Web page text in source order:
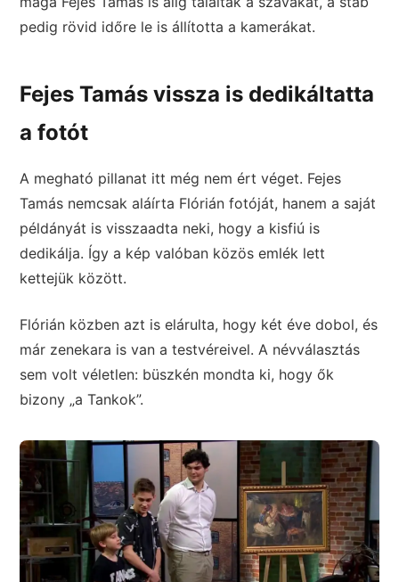
pedig rövid időre le is állította a kamerákat.
Fejes Tamás vissza is dedikáltatta
a fotót
A megható pillanat itt még nem ért véget. Fejes
Tamás nemcsak aláírta Flórián fotóját, hanem a saját
példányát is visszaadta neki, hogy a kisfiú is
dedikálja. Így a kép valóban közös emlék lett
kettejük között.
Flórián közben azt is elárulta, hogy két éve dobol, és
már zenekara is van a testvéreivel. A névválasztás
sem volt véletlen: büszkén mondta ki, hogy ők
bizony „a Tankok”.